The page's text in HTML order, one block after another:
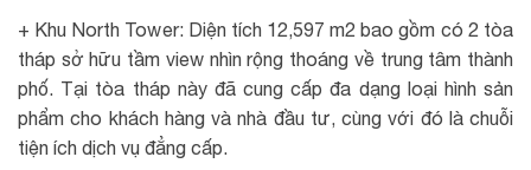
+ Khu North Tower: Diện tích 12,597 m2 bao gồm có 2 tòa
tháp sở hữu tầm view nhìn rộng thoáng về trung tâm thành
phố. Tại tòa tháp này đã cung cấp đa dạng loại hình sản
phẩm cho khách hàng và nhà đầu tư, cùng với đó là chuỗi
tiện ích dịch vụ đẳng cấp.